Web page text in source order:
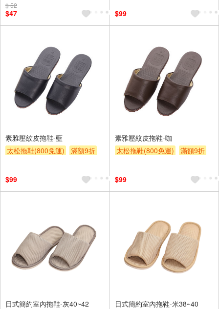
$ 52
$47
$99
素雅壓紋皮拖鞋-藍
太松拖鞋(800免運)
滿額9折
$99
素雅壓紋皮拖鞋-咖
太松拖鞋(800免運)
滿額9折
$99
日式簡約室內拖鞋-灰40~42
日式簡約室內拖鞋-米38~40